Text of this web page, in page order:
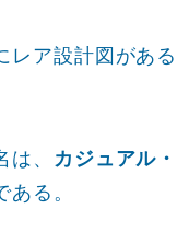
レア設計図があ
、
カジュアル
ある。